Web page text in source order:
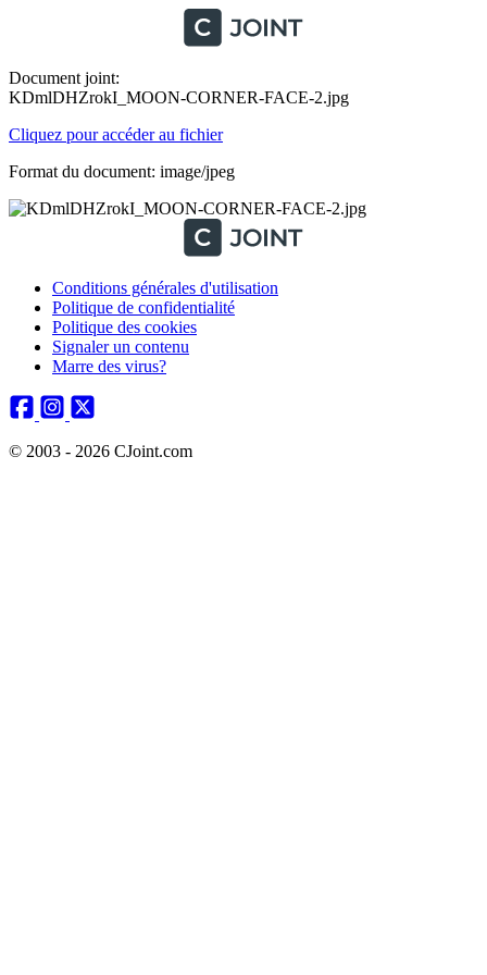
Document joint:
KDmlDHZrokI_MOON-CORNER-FACE-2.jpg
Cliquez pour accéder au fichier
Format du document: image/jpeg
Conditions générales d'utilisation
Politique de confidentialité
Politique des cookies
Signaler un contenu
Marre des virus?
© 2003 - 2026 CJoint.com